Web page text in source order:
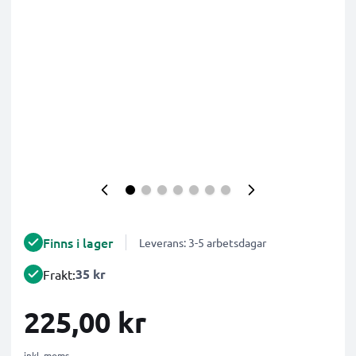
Finns i lager Leverans: 3-5 arbetsdagar
Frakt:35 kr
225,00 kr